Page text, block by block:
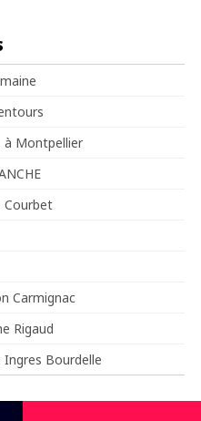
à Montpellier
Courbet
Carmignac
Rigaud
Bourdelle